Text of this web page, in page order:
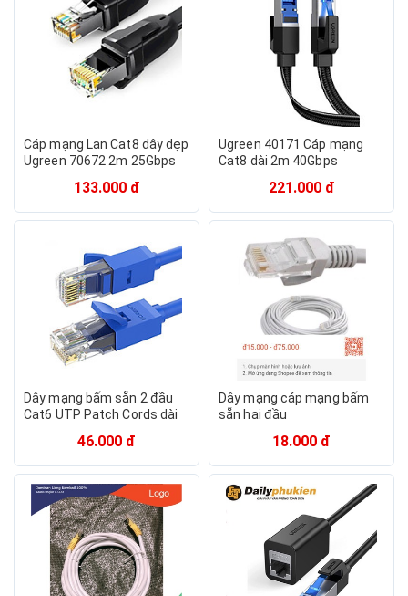
Cáp mạng Lan Cat8 dây dẹp
Ugreen 70672 2m 25Gbps
NW134 - HÀNG CHÍNH HÃNG
133.000 đ
Ugreen 40171 Cáp mạng
Cat8 dài 2m 40Gbps
Braided Màu Đen Hàng
chính hãng
221.000 đ
Dây mạng bấm sẵn 2 đầu
Cat6 UTP Patch Cords dài
Hàng Chính Hãng
46.000 đ
Dây mạng cáp mạng bấm
sẵn hai đầu
18.000 đ